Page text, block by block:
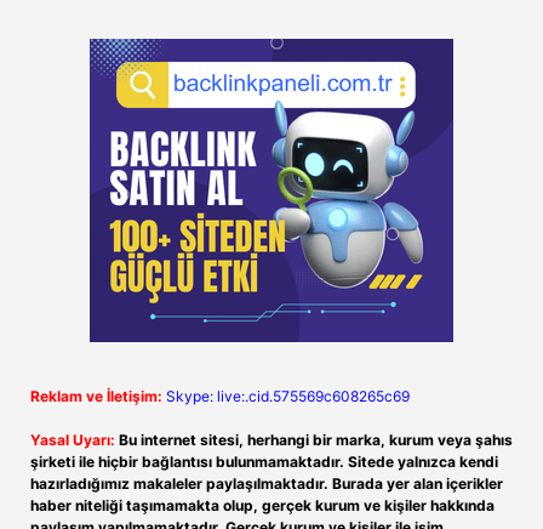
Reklam ve İletişim: Skype: live:.cid.575569c608265c69
Yasal Uyarı: Bu internet sitesi, herhangi bir marka, kurum veya şahıs
şirketi ile hiçbir bağlantısı bulunmamaktadır. Sitede yalnızca kendi
hazırladığımız makaleler paylaşılmaktadır. Burada yer alan içerikler
haber niteliği taşımamakta olup, gerçek kurum ve kişiler hakkında